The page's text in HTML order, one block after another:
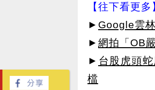
【往下看更多
► Google雲
► 網拍「OB
► 台股虎頭
檔